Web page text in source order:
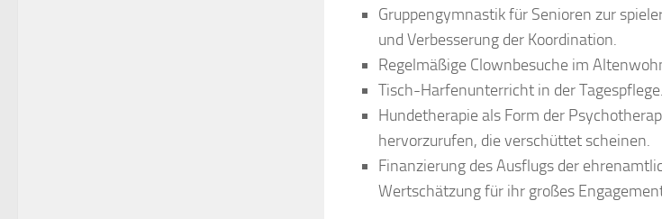
Gruppengymnastik für Senioren zur
und Verbesserung der Koordination.
Regelmäßige Clownbesuche im
Tisch-Harfenunterricht in der Tagespflege.
Hundetherapie als Form der
hervorzurufen, die verschüttet scheinen.
Finanzierung des Ausflugs der
Wertschätzung für ihr großes